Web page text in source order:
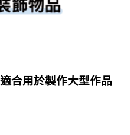
合用於製作大型作品